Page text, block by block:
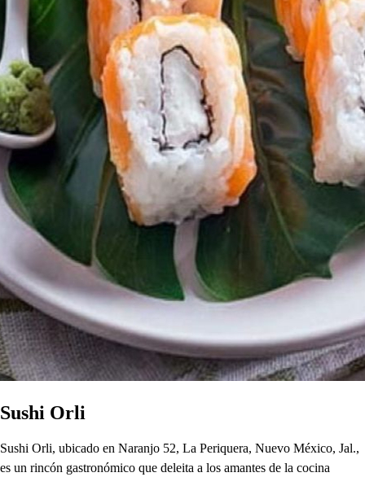
Sushi Orli
Sushi Orli, ubicado en Naranjo 52, La Periquera, Nuevo México, Jal.,
es un rincón gastronómico que deleita a los amantes de la cocina